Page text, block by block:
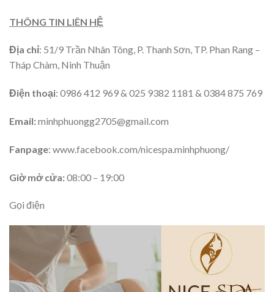
THÔNG TIN LIÊN HỆ
Địa chỉ: 51/9 Trần Nhân Tông, P. Thanh Sơn, TP. Phan Rang –
Tháp Chàm, Ninh Thuận
Điện thoại: 0986 412 969 & 025 9382 1181 & 0384 875 769
Email:minhphuongg2705@gmail.com
Fanpage: www.facebook.com/nicespa.minhphuong/
Giờ mở cửa:08:00 – 19:00
Gọi điện